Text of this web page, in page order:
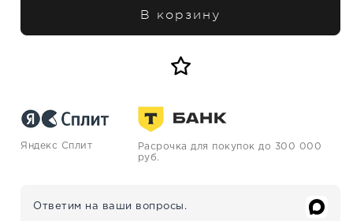
В корзину
Яндекс Сплит
Расрочка для покупок до 300 000
руб.
Ответим на ваши вопросы.